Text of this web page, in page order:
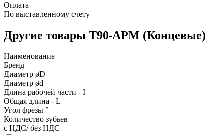
Оплата
По выставленному счету
Другие товары T90-APM (Концевые)
Наименование
Бренд
Диаметр øD
Диаметр ød
Длина рабочей части - I
Общая длина - L
Угол фрезы °
Количество зубьев
с НДС/ без НДС